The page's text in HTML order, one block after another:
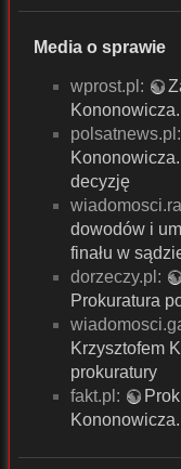
Media o sprawie
wprost.pl:
polsatnews.pl:
decyzję
dowodów i
finału w
dorzeczy.pl:
Prokuratura
Krzysztofem
prokuratury
fakt.pl: